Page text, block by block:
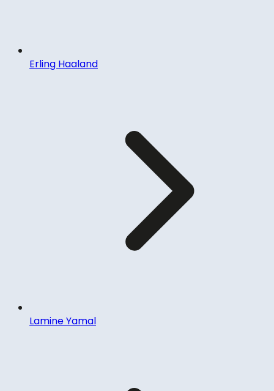
Erling Haaland
Lamine Yamal